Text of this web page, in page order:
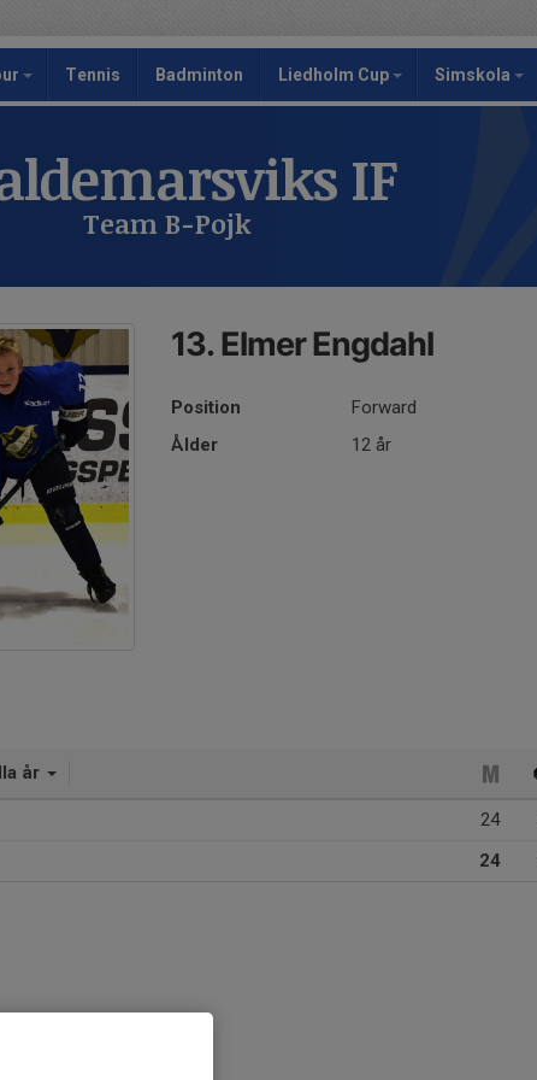
Tennis Badminton Liedholm Cup Simskola
IF
Team B-Pojk
13. Elmer Engdahl
Position
Forward
Ålder
12 år
år
24
24